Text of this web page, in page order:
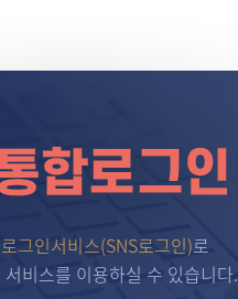
그인서비스(SNS로그인)로
비스를 이용하실 수 있습니다.